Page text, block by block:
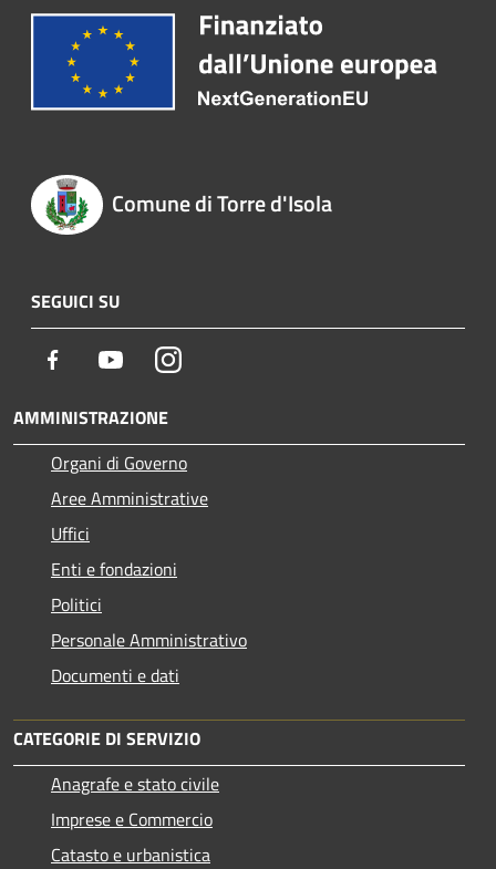
Comune di Torre d'Isola
SEGUICI SU
Facebook YoutubeInstagram
AMMINISTRAZIONE
Organi di Governo
Aree Amministrative
Uffici
Enti e fondazioni
Politici
Personale Amministrativo
Documenti e dati
CATEGORIE DI SERVIZIO
Anagrafe e stato civile
Imprese e Commercio
Catasto e urbanistica